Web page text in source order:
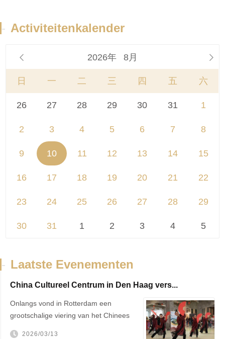
- Activiteitenkalender
 2026年 8月 
日 一 二 三 四 五 六
26 27 28 29 30 31 1
2 3 4 5 6 7 8
9 10 11 12 13 14 15
16 17 18 19 20 21 22
23 24 25 26 27 28 29
30 31 1 2 3 4 5
- Laatste Evenementen
China Cultureel Centrum in Den Haag vers...
Onlangs vond in Rotterdam een
grootschalige viering van het Chinees
2026/03/13